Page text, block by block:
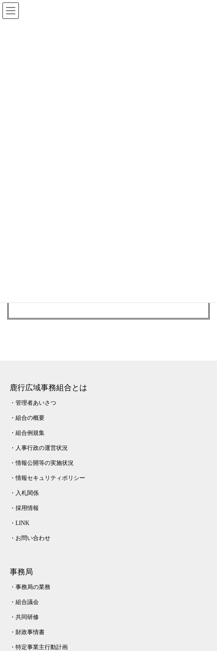
鹿行広域事務組合とは
・ 管理者あいさつ
・ 組合の概要
・ 組合例規集
・ 人事行政の運営状況
・情報公開等の実施状況
・情報セキュリティポリシー
・ 入札関係
・ 採用情報
・ LINK
・ お問い合わせ
事務局
・ 事務局の業務
・ 組合議会
・ 共同研修
・ 財政事情書
・ 特定事業主行動計画